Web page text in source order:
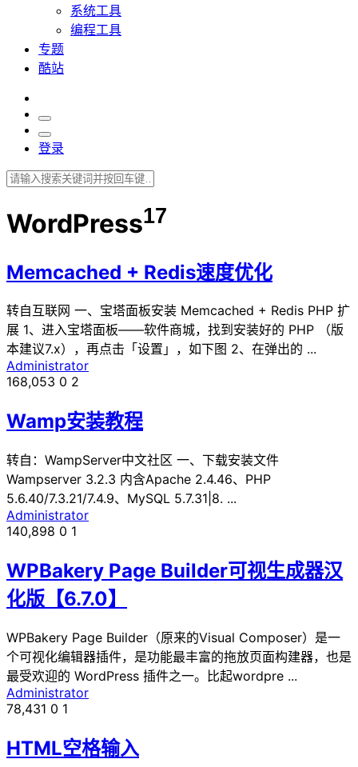
系统工具
编程工具
专题
酷站
登录
WordPress17
Memcached + Redis速度优化
转自互联网 一、宝塔面板安装 Memcached + Redis PHP 扩
展 1、进入宝塔面板——软件商城，找到安装好的 PHP （版
本建议7.x），再点击「设置」，如下图 2、在弹出的 ...
Administrator
168,053 0 2
Wamp安装教程
转自：WampServer中文社区 一、下载安装文件
Wampserver 3.2.3 内含Apache 2.4.46、PHP
5.6.40/7.3.21/7.4.9、MySQL 5.7.31|8. ...
Administrator
140,898 0 1
WPBakery Page Builder可视生成器汉
化版【6.7.0】
WPBakery Page Builder（原来的Visual Composer）是一
个可视化编辑器插件，是功能最丰富的拖放页面构建器，也是
最受欢迎的 WordPress 插件之一。比起wordpre ...
Administrator
78,431 0 1
HTML空格输入